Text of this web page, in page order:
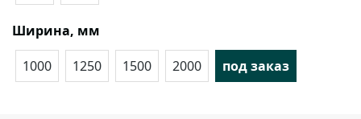
Ширина, мм
1000
1250 1500 2000 под заказ